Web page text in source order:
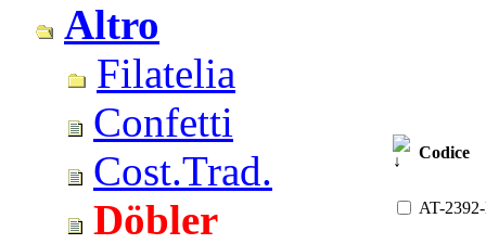
Altro
Filatelia
Confetti
Cost.Trad.
Döbler
Codice
AT-